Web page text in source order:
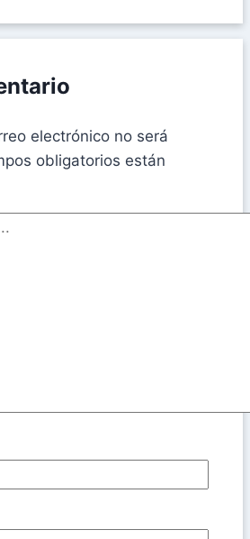
electrónico no será
obligatorios están